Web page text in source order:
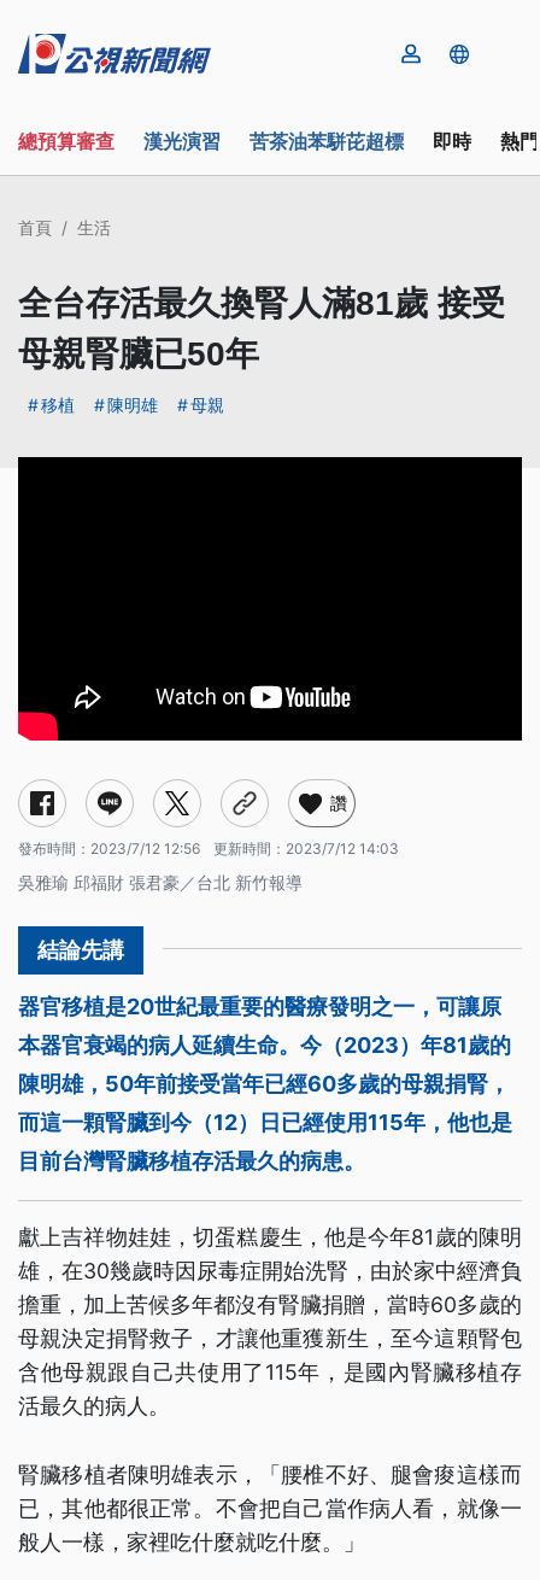
總預算審查 漢光演習 苦茶油苯駢芘超標 即時 熱
首頁 生活
全台存活最久換腎人滿81歲 接受
母親腎臟已50年
移植 陳明雄 母親
讚
發布時間： 2023/7/12 12:56 更新時間： 2023/7/12 14:03
吳雅瑜 邱福財 張君豪／台北 新竹報導
器官移植是20世紀最重要的醫療發明之一，可讓原
本器官衰竭的病人延續生命。今（2023）年81歲的
陳明雄，50年前接受當年已經60多歲的母親捐腎，
而這一顆腎臟到今（12）日已經使用115年，他也是
目前台灣腎臟移植存活最久的病患。
獻上吉祥物娃娃，切蛋糕慶生，他是今年81歲的陳明
雄，在30幾歲時因尿毒症開始洗腎，由於家中經濟負
擔重，加上苦候多年都沒有腎臟捐贈，當時60多歲的
母親決定捐腎救子，才讓他重獲新生，至今這顆腎包
含他母親跟自己共使用了115年，是國內腎臟移植存
活最久的病人。
腎臟移植者陳明雄表示，「腰椎不好、腿會痠這樣而
已，其他都很正常。不會把自己當作病人看，就像一
般人一樣，家裡吃什麼就吃什麼。」